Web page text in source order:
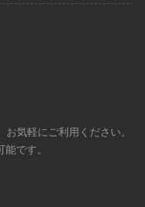
気軽にご利用ください。
です。